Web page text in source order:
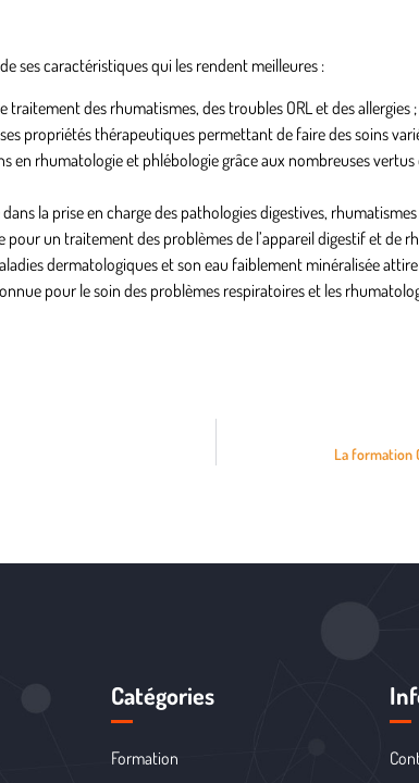
ses caractéristiques qui les rendent meilleures :
des rhumatismes, des troubles ORL et des allergies ;
propriétés thérapeutiques permettant de faire des soins
rhumatologie et phlébologie grâce aux nombreuses vertus
la prise en charge des pathologies digestives,
un traitement des problèmes de l’appareil digestif et de
dermatologiques et son eau faiblement minéralisée
pour le soin des problèmes respiratoires et les
La formation
Catégories
Formation